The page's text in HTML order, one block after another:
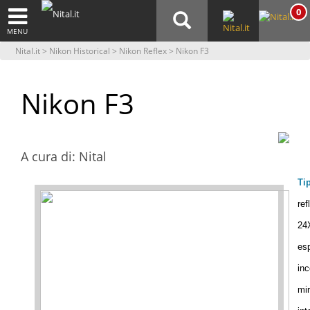
MENU
0
Nital.it> Nikon Historical > Nikon Reflex> Nikon F3
Nikon F3
A cura di: Nital